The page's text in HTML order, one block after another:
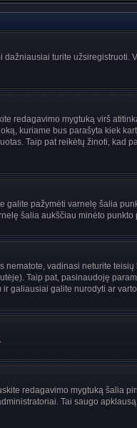
turite
redagavimo mygtuką virš
kuriame bus parašyta kiek
Taip pat reikėtų žinoti, kad
galite pažymėti varnelę šalia
šalia aukščiau minėto
vadinasi neturite
Taip pat, pasinaudoję
galiausiai galite nurodyti ar
redagavimo mygtuką šalia
Tai saugo